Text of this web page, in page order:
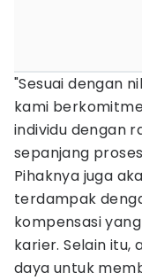
"Sesuai dengan
kami
individu dengan
sepanjang
Pihaknya juga
terdampak
kompensasi
karier. Selain
daya untuk